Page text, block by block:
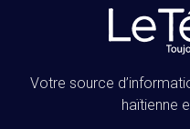
Votre source
haïtienne